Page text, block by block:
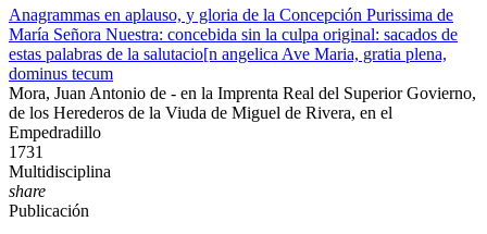
Anagrammas en aplauso, y gloria de la Concepción Purissima de
María Señora Nuestra: concebida sin la culpa original: sacados de
estas palabras de la salutacio[n angelica Ave Maria, gratia plena,
dominus tecum
Mora, Juan Antonio de - en la Imprenta Real del Superior Govierno,
de los Herederos de la Viuda de Miguel de Rivera, en el
Empedradillo
1731
Multidisciplina
share
Publicación